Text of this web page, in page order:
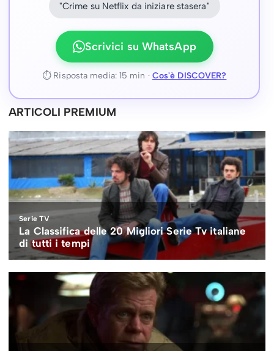
"Crime su Netflix da iniziare stasera"
Scrivici su WhatsApp
⏱ Risposta media: 15 min · Cos'è DISCOVER?
ARTICOLI PREMIUM